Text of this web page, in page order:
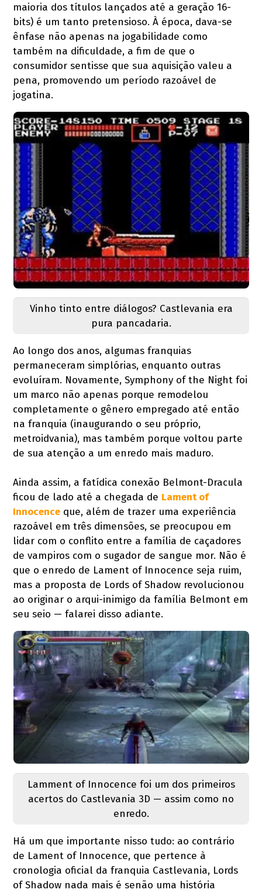
maioria dos títulos lançados até a geração 16-
bits) é um tanto pretensioso. À época, dava-se
ênfase não apenas na jogabilidade como
também na dificuldade, a fim de que o
consumidor sentisse que sua aquisição valeu a
pena, promovendo um período razoável de
jogatina.
Vinho tinto entre diálogos? Castlevania era
pura pancadaria.
Ao longo dos anos, algumas franquias
permaneceram simplórias, enquanto outras
evoluíram. Novamente, Symphony of the Night foi
um marco não apenas porque remodelou
completamente o gênero empregado até então
na franquia (inaugurando o seu próprio,
metroidvania), mas também porque voltou parte
de sua atenção a um enredo mais maduro.
Ainda assim, a fatídica conexão Belmont-Dracula
ficou de lado até a chegada de Lament of
Innocence que, além de trazer uma experiência
razoável em três dimensões, se preocupou em
lidar com o conflito entre a família de caçadores
de vampiros com o sugador de sangue mor. Não é
que o enredo de Lament of Innocence seja ruim,
mas a proposta de Lords of Shadow revolucionou
ao originar o arqui-inimigo da família Belmont em
seu seio — falarei disso adiante.
Lamment of Innocence foi um dos primeiros
acertos do Castlevania 3D — assim como no
enredo.
Há um que importante nisso tudo: ao contrário
de Lament of Innocence, que pertence à
cronologia oficial da franquia Castlevania, Lords
of Shadow nada mais é senão uma história